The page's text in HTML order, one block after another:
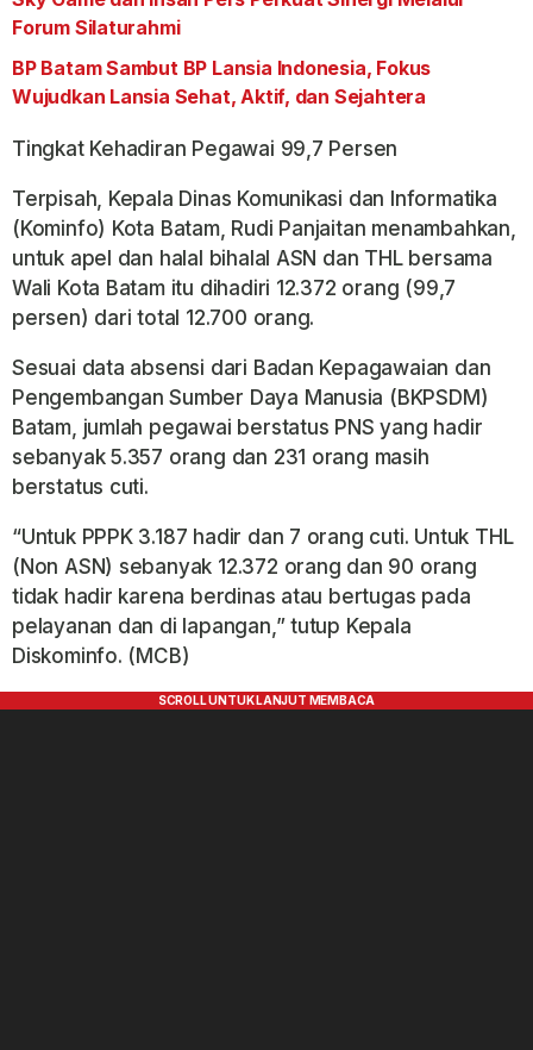
Forum Silaturahmi
BP Batam Sambut BP Lansia Indonesia, Fokus
Wujudkan Lansia Sehat, Aktif, dan Sejahtera
Tingkat Kehadiran Pegawai 99,7 Persen
Terpisah, Kepala Dinas Komunikasi dan Informatika
(Kominfo) Kota Batam, Rudi Panjaitan menambahkan,
untuk apel dan halal bihalal ASN dan THL bersama
Wali Kota Batam itu dihadiri 12.372 orang (99,7
persen) dari total 12.700 orang.
Sesuai data absensi dari Badan Kepagawaian dan
Pengembangan Sumber Daya Manusia (BKPSDM)
Batam, jumlah pegawai berstatus PNS yang hadir
sebanyak 5.357 orang dan 231 orang masih
berstatus cuti.
“Untuk PPPK 3.187 hadir dan 7 orang cuti. Untuk THL
(Non ASN) sebanyak 12.372 orang dan 90 orang
tidak hadir karena berdinas atau bertugas pada
pelayanan dan di lapangan,” tutup Kepala
Diskominfo. (MCB)